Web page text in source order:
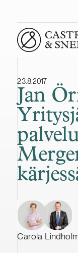
Front page
23.8.2017
Jan
Carola